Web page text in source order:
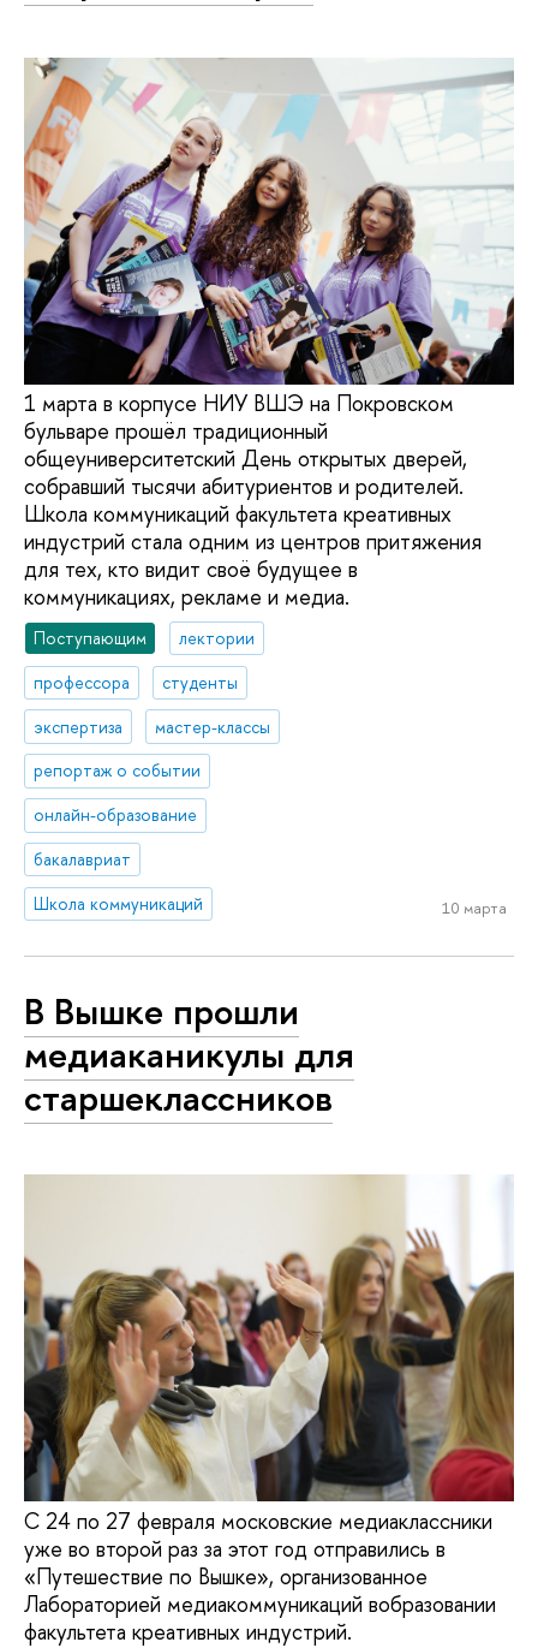
1 марта в корпусе НИУ ВШЭ на Покровском
бульваре прошёл традиционный
общеуниверситетский День открытых дверей,
собравший тысячи абитуриентов и родителей.
Школа коммуникаций факультета креативных
индустрий стала одним из центров притяжения
для тех, кто видит своё будущее в
коммуникациях, рекламе и медиа.
Поступающим
лектории
профессора
студенты
экспертиза
мастер-классы
репортаж о событии
онлайн-образование
бакалавриат
Школа коммуникаций
10 марта
В Вышке прошли
медиаканикулы для
старшеклассников
С 24 по 27 февраля московские медиаклассники
уже во второй раз за этот год отправились в
«Путешествие по Вышке», организованное
Лабораторией медиакоммуникаций вобразовании
факультета креативных индустрий.